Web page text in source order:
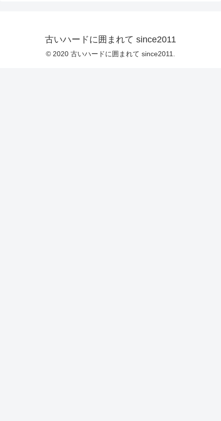
古いハードに囲まれて since2011
© 2020 古いハードに囲まれて since2011.